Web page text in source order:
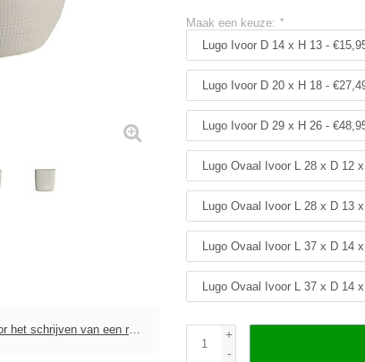
schrijven van een review
Maak een keuze: *
Lugo Ivoor D 14 x H 13 -
Lugo Ivoor D 20 x H 18 -
Lugo Ivoor D 29 x H 26 -
Lugo Ovaal Ivoor L 28 x D 12
Lugo Ovaal Ivoor L 28 x D 13
Lugo Ovaal Ivoor L 37 x D 14
Lugo Ovaal Ivoor L 37 x D 14
+
-